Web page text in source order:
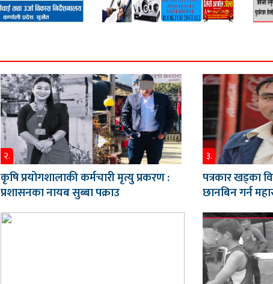
२.
कृषि प्रयोगशालाकी कर्मचारी मृत्यु प्रकरण :
प्रशासनका नायब सुब्बा पक्राउ
३.
पत्रकार खड्का
छानबिन गर्न